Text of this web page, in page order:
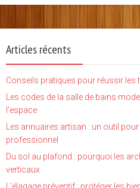
Articles récents
Conseils pratiques pour réussir les
Les codes de la salle de bains
l’espace
Les annuaires artisan : un outil
professionnel
Du sol au plafond : pourquoi les
verticaux